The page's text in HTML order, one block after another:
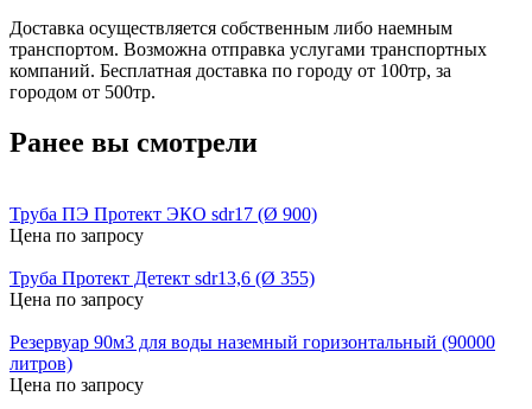
Доставка осуществляется собственным либо наемным
транспортом. Возможна отправка услугами транспортных
компаний. Бесплатная доставка по городу от 100тр, за
городом от 500тр.
Ранее вы смотрели
Труба ПЭ Протект ЭКО sdr17 (Ø 900)
Цена по запросу
Труба Протект Детект sdr13,6 (Ø 355)
Цена по запросу
Резервуар 90м3 для воды наземный горизонтальный (90000
литров)
Цена по запросу